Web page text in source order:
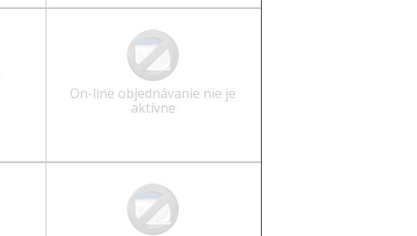
On-line objednávanie nie je
aktívne